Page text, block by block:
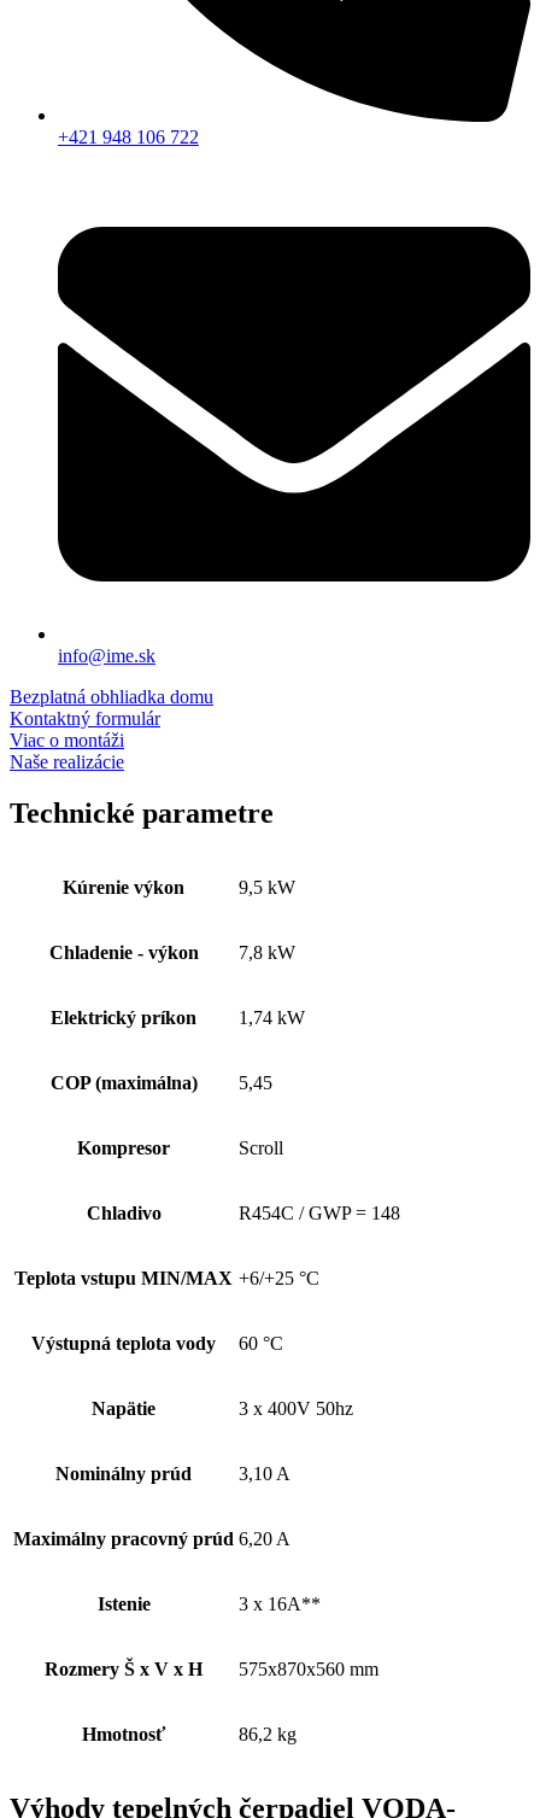
+421 948 106 722
info@ime.sk
Bezplatná obhliadka domu
Kontaktný formulár
Viac o montáži
Naše realizácie
Technické parametre
Kúrenie výkon 9,5 kW
Chladenie - výkon 7,8 kW
Elektrický príkon 1,74 kW
COP (maximálna) 5,45
Kompresor Scroll
Chladivo R454C / GWP = 148
Teplota vstupu MIN/MAX +6/+25 °C
Výstupná teplota vody 60 °C
Napätie 3 x 400V 50hz
Nominálny prúd 3,10 A
Maximálny pracovný prúd 6,20 A
Istenie 3 x 16A**
Rozmery Š x V x H 575x870x560 mm
Hmotnosť 86,2 kg
Výhody tepelných čerpadiel VODA-